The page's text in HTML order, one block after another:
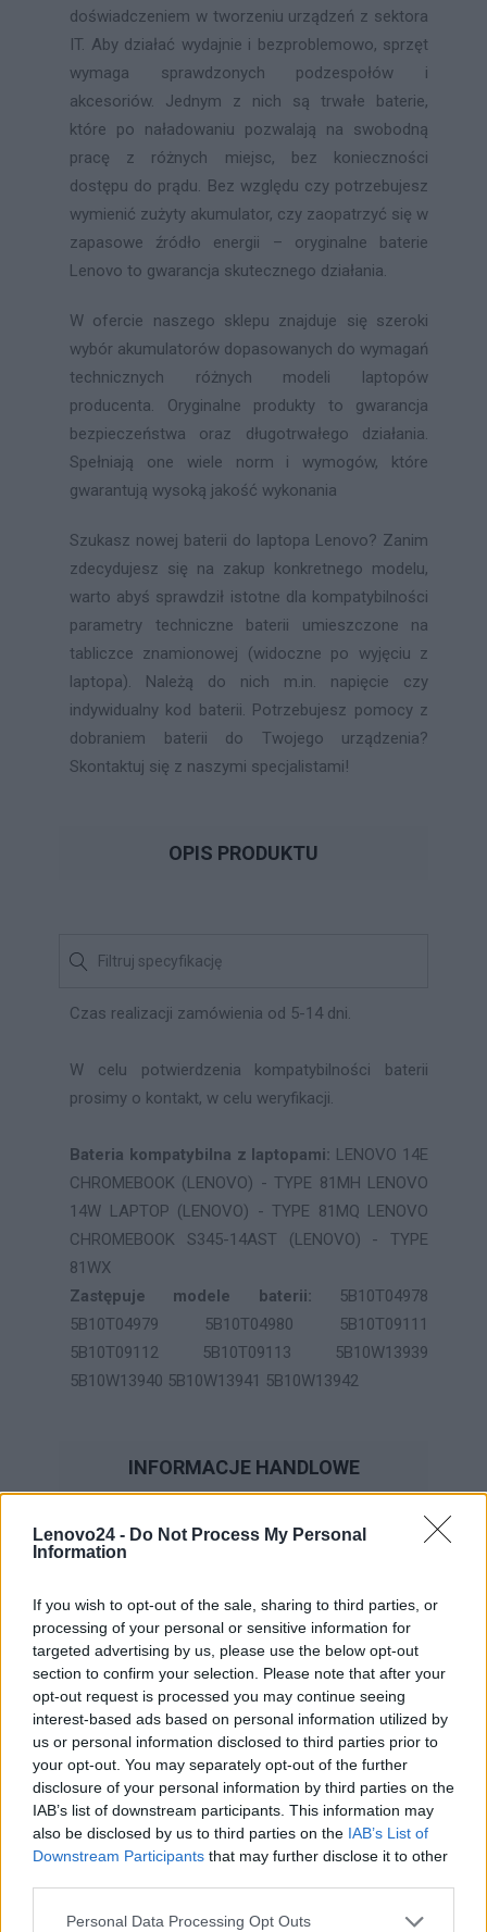
Lenovo24 - Do Not Process My Personal
Information
If you wish to opt-out of the sale, sharing to third parties, or
processing of your personal or sensitive information for
targeted advertising by us, please use the below opt-out
section to confirm your selection. Please note that after your
opt-out request is processed you may continue seeing
interest-based ads based on personal information utilized by
us or personal information disclosed to third parties prior to
your opt-out. You may separately opt-out of the further
disclosure of your personal information by third parties on the
IAB’s list of downstream participants. This information may
also be disclosed by us to third parties on the IAB’s List of
Downstream Participants that may further disclose it to other
Personal Data Processing Opt Outs
doświadczeniem w tworzeniu urządzeń z sektora
IT. Aby działać wydajnie i bezproblemowo, sprzęt
wymaga sprawdzonych podzespołów i
akcesoriów. Jednym z nich są trwałe baterie,
które po naładowaniu pozwalają na swobodną
pracę z różnych miejsc, bez konieczności
dostępu do prądu. Bez względu czy potrzebujesz
wymienić zużyty akumulator, czy zaopatrzyć się w
zapasowe źródło energii – oryginalne baterie
Lenovo to gwarancja skutecznego działania.
W ofercie naszego sklepu znajduje się szeroki
wybór akumulatorów dopasowanych do wymagań
technicznych różnych modeli laptopów
producenta. Oryginalne produkty to gwarancja
bezpieczeństwa oraz długotrwałego działania.
Spełniają one wiele norm i wymogów, które
gwarantują wysoką jakość wykonania
Szukasz nowej baterii do laptopa Lenovo? Zanim
zdecydujesz się na zakup konkretnego modelu,
warto abyś sprawdził istotne dla kompatybilności
parametry techniczne baterii umieszczone na
tabliczce znamionowej (widoczne po wyjęciu z
laptopa). Należą do nich m.in. napięcie czy
indywidualny kod baterii. Potrzebujesz pomocy z
dobraniem baterii do Twojego urządzenia?
Skontaktuj się z naszymi specjalistami!
OPIS PRODUKTU
Czas realizacji zamówienia od 5-14 dni.
W celu potwierdzenia kompatybilności baterii
prosimy o kontakt, w celu weryfikacji.
Bateria kompatybilna z laptopami: LENOVO 14E
CHROMEBOOK (LENOVO) - TYPE 81MH LENOVO
14W LAPTOP (LENOVO) - TYPE 81MQ LENOVO
CHROMEBOOK S345-14AST (LENOVO) - TYPE
81WX
Zastępuje modele baterii: 5B10T04978
5B10T04979 5B10T04980 5B10T09111
5B10T09112 5B10T09113 5B10W13939
5B10W13940 5B10W13941 5B10W13942
INFORMACJE HANDLOWE
producenta
Dane
producenta
Lenovo
18001 Development Drive
Morrisville, NC 27560 USA
Telefon: +1 (855) 253-6686
https://lenovo.com
Podmiot
odpowiedzialny
Lenovo Technology B.V. Sp. z
o.o.
ul. Gottlieba Daimlera 1
02-460 Warszawa